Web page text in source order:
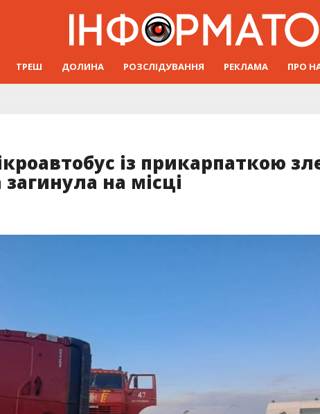
ТРЕШ ДОЛИНА РОЗСЛІДУВАННЯ РЕКЛАМА ПРО
із прикарпаткою
на місці